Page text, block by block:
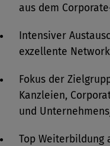
aus dem
Intensiver
exzellente
Fokus der
Kanzleien,
und
Top Weiterbildung